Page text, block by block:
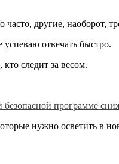
другие, наоборот,
отвечать быстро.
следит за весом.
программе
нужно осветить в